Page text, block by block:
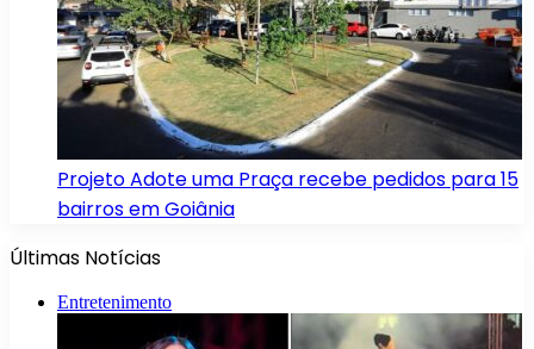
Projeto Adote uma Praça recebe pedidos para 15
bairros em Goiânia
Últimas Notícias
Entretenimento